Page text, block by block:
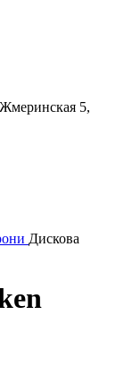
5,
Дискова